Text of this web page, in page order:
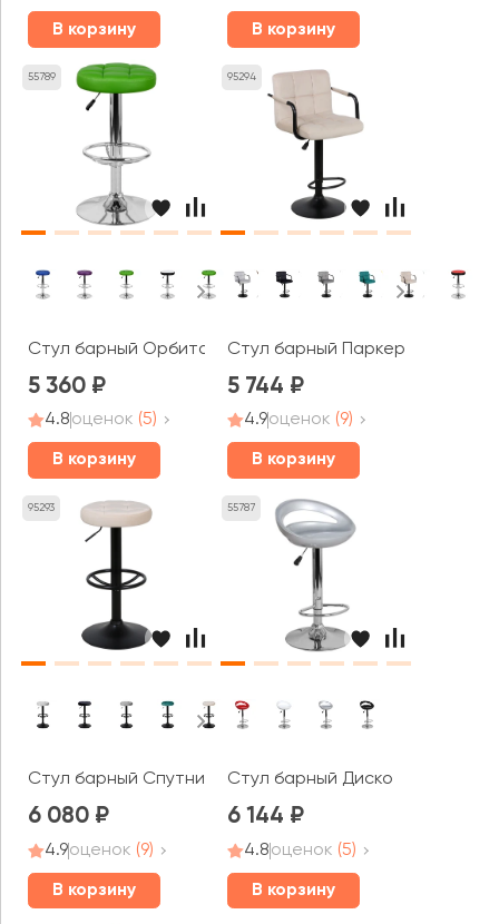
В корзину В корзину
55789
Стул барный Орбита
5 360
4.8оценок (5)
В корзину
95294
Стул барный Паркер Арм
5 744
4.9оценок (9)
В корзину
95293
Стул барный Спутник
6 080
4.9оценок (9)
В корзину
55787
Стул барный Диско
6 144
4.8оценок (5)
В корзину